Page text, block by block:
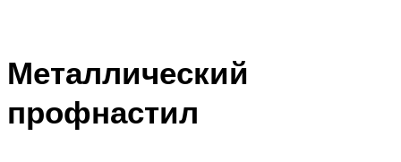
Металлический
профнастил